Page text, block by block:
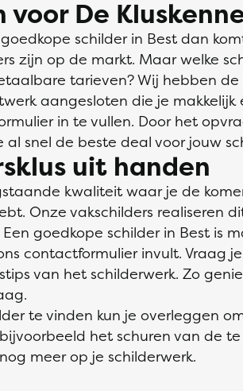
De
schilder in Best dan
zijn op de markt. Maar welke
tarieven? Wij hebben de
aangesloten die je makkelijk
in te vullen. Door het
snel de beste deal voor jouw
uit handen
kwaliteit waar je de
Onze vakschilders realiseren
goedkope schilder in Best is
contactformulier invult. Vraag
van het schilderwerk. Zo
te vinden kun je overleggen
het schuren van de
meer op je schilderwerk.